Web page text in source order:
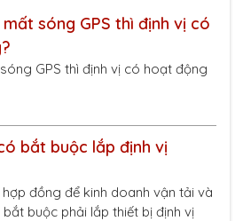
sóng GPS thì định vị có
GPS thì định vị có hoạt động
bắt buộc lắp định vị
đồng để kinh doanh vận tải và
buộc phải lắp thiết bị định vị